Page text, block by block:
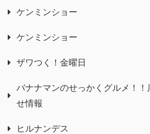
ケンミンショー
ケンミンショー
ザワつく！金曜日
バナナマンのせっかくグルメ！！
せ情報
ヒルナンデス